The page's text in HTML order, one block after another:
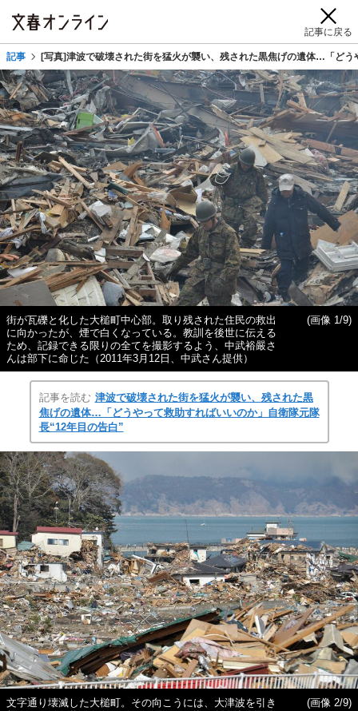
記事に戻る
記事 [写真]津波で破壊された街を猛火が襲い、残された黒焦げの遺体…「ど
街が瓦礫と化した大槌町中心部。取り残された住民の救出
に向かったが、煙で白くなっている。教訓を後世に伝える
ため、記録できる限りの全てを撮影するよう、中武裕嚴さ
んは部下に命じた（2011年3月12日、中武さん提供）
(画像 1/9)
記事を読む 津波で破壊された街を猛火が襲い、残された黒
焦げの遺体…「どうやって救助すればいいのか」自衛隊元隊
長“12年目の告白”
文字通り壊滅した大槌町。その向こうには、大津波を引き
(画像 2/9)